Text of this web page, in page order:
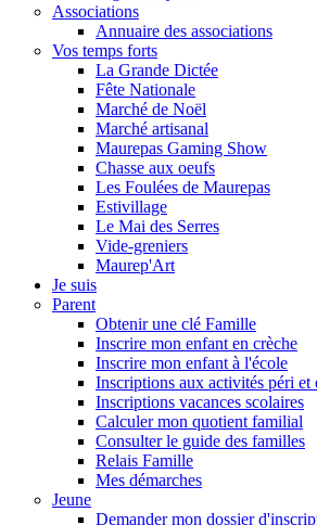
Associations
Annuaire des associations
Vos temps forts
La Grande Dictée
Fête Nationale
Marché de Noël
Marché artisanal
Maurepas Gaming Show
Chasse aux oeufs
Les Foulées de Maurepas
Estivillage
Le Mai des Serres
Vide-greniers
Maurep'Art
Je suis
Parent
Obtenir une clé Famille
Inscrire mon enfant en crèche
Inscrire mon enfant à l'école
Inscriptions aux activités péri et
Inscriptions vacances scolaires
Calculer mon quotient familial
Consulter le guide des familles
Relais Famille
Mes démarches
Jeune
Demander mon dossier